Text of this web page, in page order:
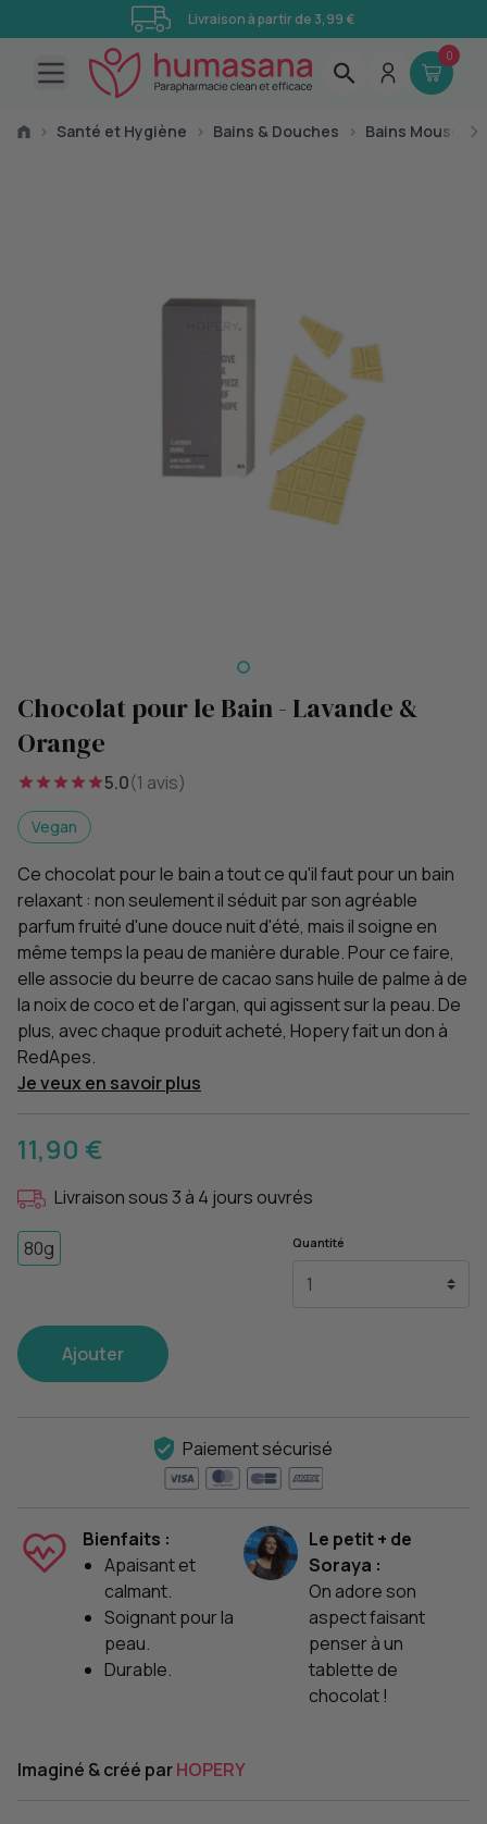
Livraison à partir de 3,99 €
Open main menu
0
› Santé et Hygiène › Bains & Douches › Bains
Chocolat pour le Bain - Lavande &
Orange
5.0(1 avis)
Vegan
Ce chocolat pour le bain a tout ce qu'il faut pour un bain
relaxant : non seulement il séduit par son agréable
parfum fruité d'une douce nuit d'été, mais il soigne en
même temps la peau de manière durable. Pour ce faire,
elle associe du beurre de cacao sans huile de palme à de
la noix de coco et de l'argan, qui agissent sur la peau. De
plus, avec chaque produit acheté, Hopery fait un don à
RedApes.
Je veux en savoir plus
11,90 €
Livraison sous 3 à 4 jours ouvrés
80g Quantité
Ajouter
Paiement sécurisé
Bienfaits :
Apaisant et
calmant.
Soignant pour la
peau.
Durable.
Le petit + de
Soraya :
On adore son
aspect faisant
penser à un
tablette de
chocolat !
Imaginé & créé parHOPERY